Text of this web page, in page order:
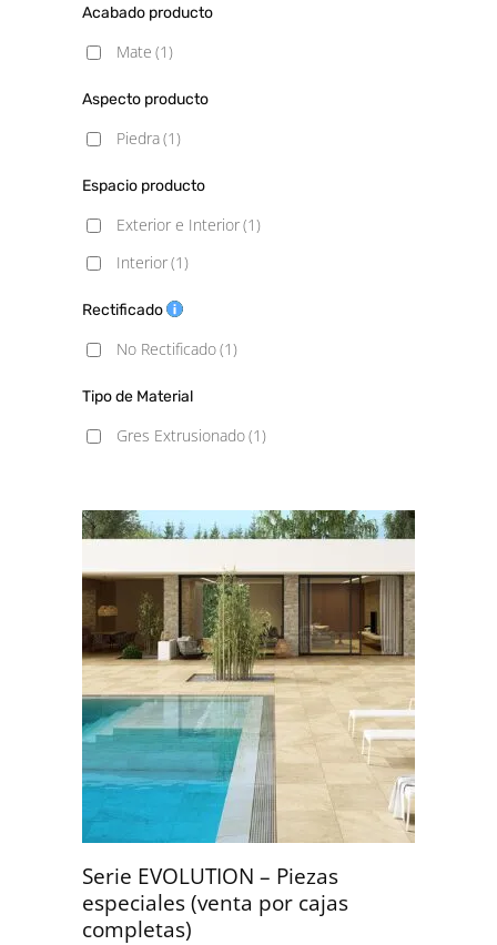
Acabado producto
Mate (1)
Aspecto producto
Piedra(1)
Espacio producto
Exterior e Interior(1)
Interior(1)
Rectificado
No Rectificado(1)
Tipo de Material
Gres Extrusionado(1)
Serie EVOLUTION – Piezas
especiales (venta por cajas
completas)